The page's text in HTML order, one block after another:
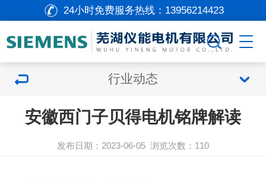
24小时免费服务热线： 13956214423
行业动态
安徽西门子贝得电机铭牌解读
发布日期：2023-06-05 浏览次数： 110